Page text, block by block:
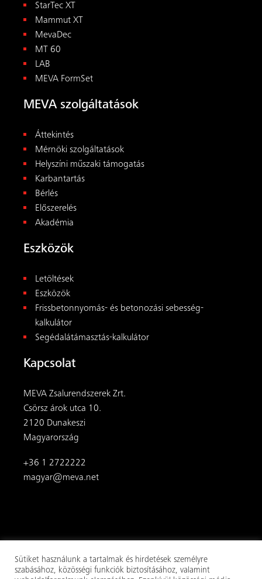
StarTec XT
Mammut XT
MevaDec
MT 60
LAB
MEVA FormSet
MEVA szolgáltatások
Áttekintés
Mérnöki szolgáltatások
Helyszíni műszaki támogatás
Karbantartás
Bérlés
Előszerelés
Akadémia
Eszközök
Letöltések
Eszközök
Frissbetonnyomás- és betonozási sebesség-
kalkulátor
Segédalátámasztás-kalkulátor
Kapcsolat
MEVA Zsalurendszerek Zrt.
Csörsz árok utca 10.
2120 Dunakeszi
Magyarország
+36 1 2722222
magyar@meva.net
Sütiket használunk a tartalmak és hirdetések személyre
szabásához, közösségi funkciók biztosításához, valamint